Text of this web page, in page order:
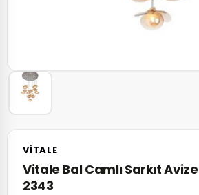
VITALE
Vitale Bal Camlı Sarkıt
2343